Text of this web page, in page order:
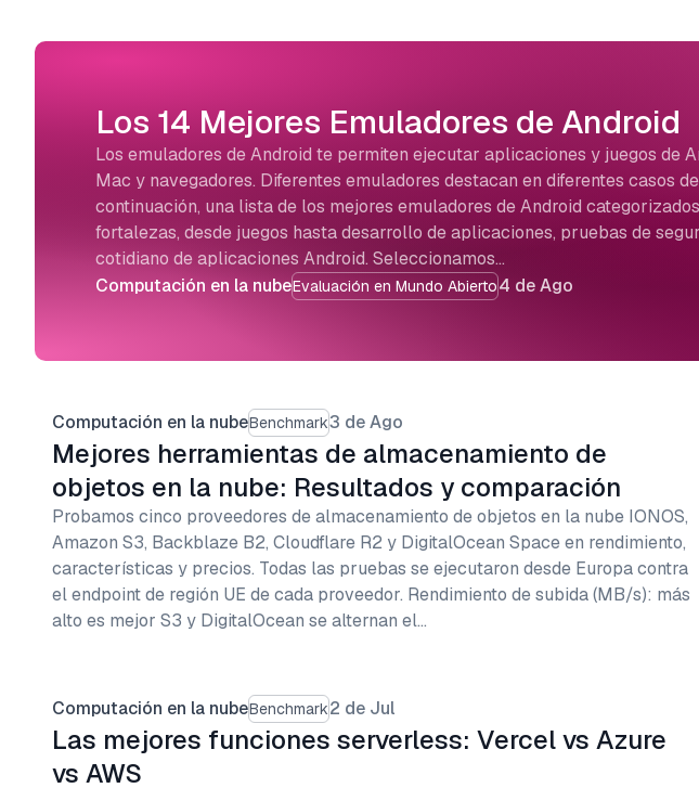
Los 14 Mejores Emuladores de Android
Computación en la nubeEvaluación en Mundo Abierto4 de Ago
Los emuladores de Android te permiten ejecutar aplicaciones y juegos de
Mac y navegadores. Diferentes emuladores destacan en diferentes casos
continuación, una lista de los mejores emuladores de Android
fortalezas, desde juegos hasta desarrollo de aplicaciones, pruebas de
cotidiano de aplicaciones Android. Seleccionamos…
Computación en la nubeBenchmark3 de Ago
Mejores herramientas de almacenamiento de
objetos en la nube: Resultados y comparación
Probamos cinco proveedores de almacenamiento de objetos en la nube IONOS,
Amazon S3, Backblaze B2, Cloudflare R2 y DigitalOcean Space en rendimiento,
características y precios. Todas las pruebas se ejecutaron desde Europa contra
el endpoint de región UE de cada proveedor. Rendimiento de subida (MB/s): más
alto es mejor S3 y DigitalOcean se alternan el…
Computación en la nubeBenchmark2 de Jul
Las mejores funciones serverless: Vercel vs Azure
vs AWS